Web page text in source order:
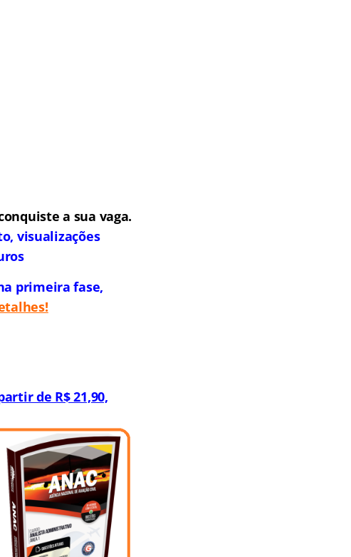
a sua vaga.
visualizações
primeira fase,
de R$ 21,90,